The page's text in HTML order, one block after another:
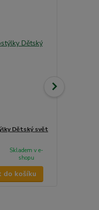
Dětský svět
Skladem v e-
shopu
do košíku